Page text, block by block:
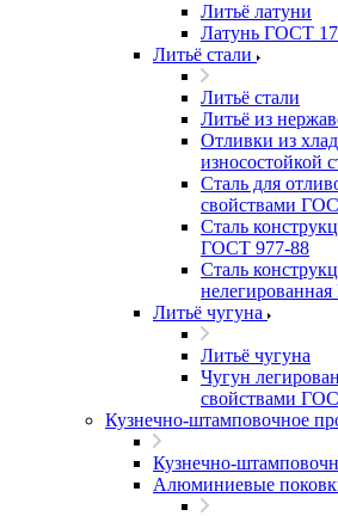
Литьё латуни
Латунь ГОСТ
Литьё стали
Литьё стали
Литьё из
Отливки из
износостойкой
Сталь для
свойствами
Сталь
ГОСТ 977-88
Сталь
Литьё чугуна
Литьё чугуна
Чугун
свойствами
Кузнечно-штамповочное
Кузнечно-
Алюминиевые